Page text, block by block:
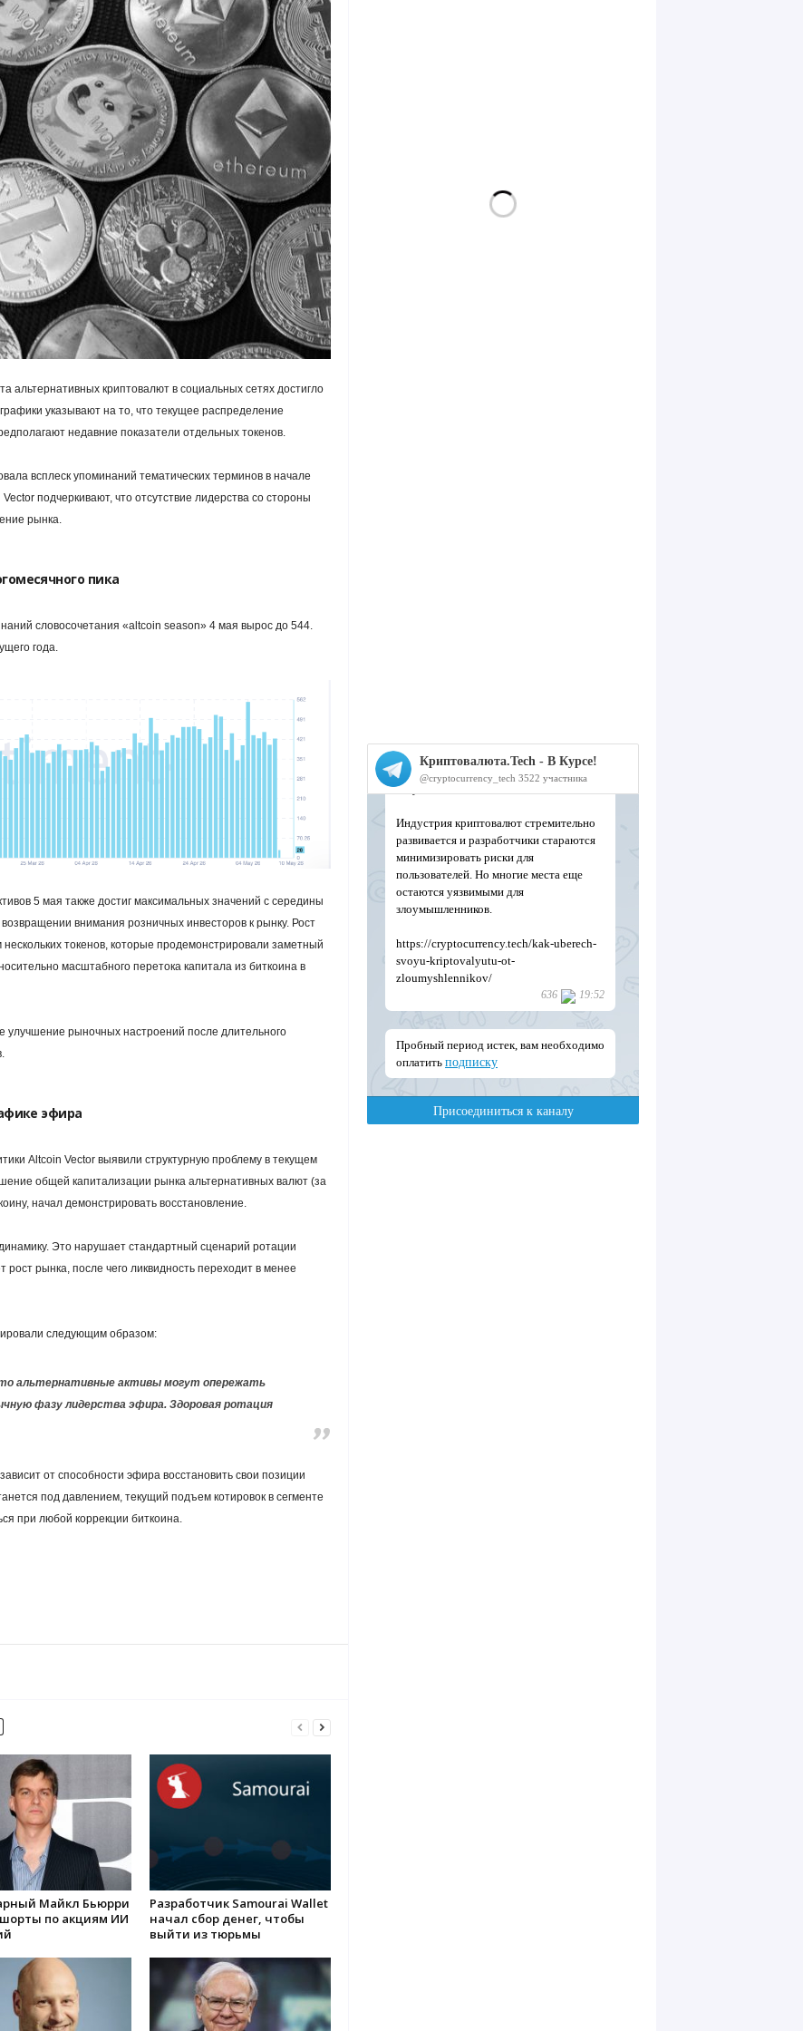
альтернативных криптовалют в социальных сетях достигло
указывают на то, что текущее распределение
недавние показатели отдельных токенов.
всплеск упоминаний тематических терминов в начале
подчеркивают, что отсутствие лидерства со стороны
рынка.
пика
словосочетания «altcoin season» 4 мая вырос до 544.
года.
5 мая также достиг максимальных значений с середины
внимания розничных инвесторов к рынку. Рост
токенов, которые продемонстрировали заметный
масштабного перетока капитала из биткоина в
рыночных настроений после длительного
эфира
Altcoin Vector выявили структурную проблему в текущем
общей капитализации рынка альтернативных валют (за
начал демонстрировать восстановление.
Это нарушает стандартный сценарий ротации
рынка, после чего ликвидность переходит в менее
следующим образом:
альтернативные активы могут опережать
фазу лидерства эфира. Здоровая ротация
от способности эфира восстановить свои позиции
под давлением, текущий подъем котировок в сегменте
при любой коррекции биткоина.
Майкл Бьюрри
по акциям ИИ
Разработчик Samourai Wallet
начал сбор денег, чтобы
выйти из тюрьмы